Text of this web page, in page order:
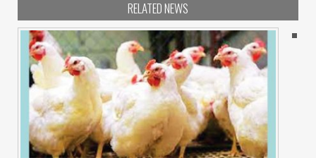
RELATED NEWS